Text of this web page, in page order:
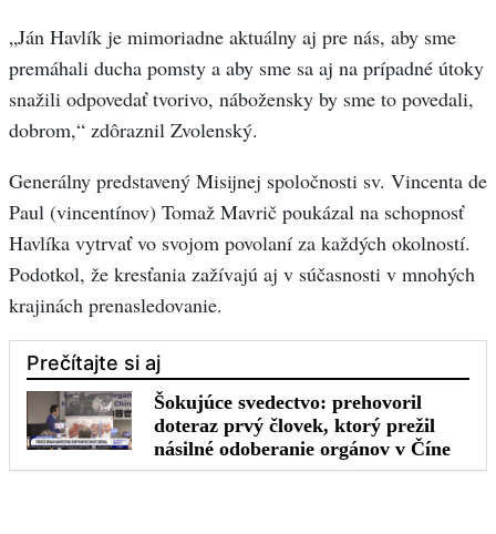
„Ján Havlík je mimoriadne aktuálny aj pre nás, aby sme
premáhali ducha pomsty a aby sme sa aj na prípadné útoky
snažili odpovedať tvorivo, nábožensky by sme to povedali,
dobrom,“ zdôraznil Zvolenský.
Generálny predstavený Misijnej spoločnosti sv. Vincenta de
Paul (vincentínov) Tomaž Mavrič poukázal na schopnosť
Havlíka vytrvať vo svojom povolaní za každých okolností.
Podotkol, že kresťania zažívajú aj v súčasnosti v mnohých
krajinách prenasledovanie.